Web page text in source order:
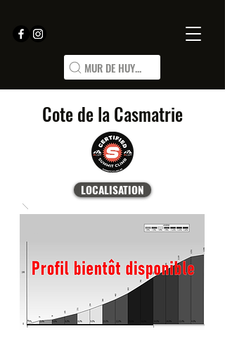
MUR DE HUY...
Cote de la Casmatrie
LOCALISATION